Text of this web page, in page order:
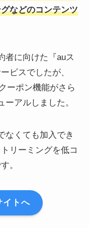
などのコンテンツ
者に向けた『auス
ビスでしたが、
ーポン機能がさら
アルしました。
なくても加入でき
リーミングを低コ
。
イトへ